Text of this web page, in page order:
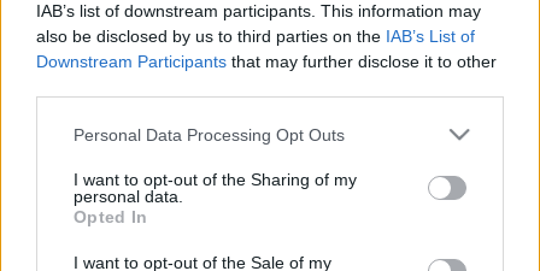
IAB’s list of downstream participants. This information may
also be disclosed by us to third parties on the IAB’s List of
Downstream Participants that may further disclose it to other
Please note that this website/app uses one or more Google
not limited to your visit or usage behaviour. You may click to
grant or deny consent to Google and its third-party tags to
use your data for below specified purposes in below Google
consent section.
Personal Data Processing Opt Outs
I want to opt-out of the Sharing of my
personal data.
Opted In
I want to opt-out of the Sale of my
A kutatásokból kiderül, hogy a XVIII. kerületet nem a
belvárostól való távolság miatt pontozzák le, a
lakhatást kereső fiatal párokat sokkal inkább a
gyenge tömegközlekedés, a Cséry telep közelsége, a
közterületek ápolatlansága, vagy az Üllői út
látványa riasztja el. Bár valamennyire nőttek az
ingatlanárak, a többi kerülettel összevetve egyre
nagyobb a lemaradás. Például az a kétszobás
lakótelepi lakás, amit Szent Lőrinc lakótelepen
hirdetnek két hónapja 14 millió forintért Kispesten